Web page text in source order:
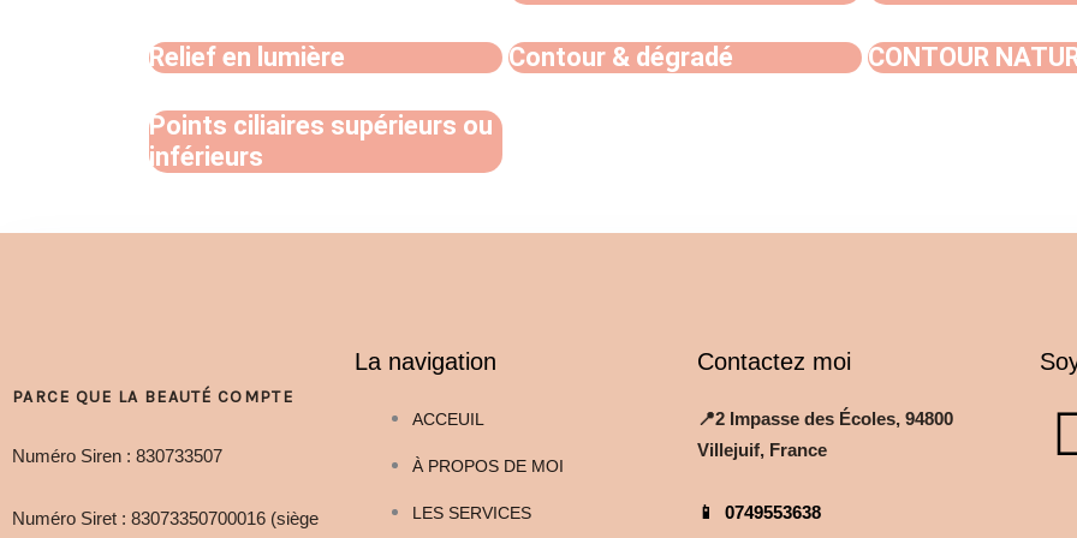
Relief en lumière Contour & dégradé CONTOUR
Points ciliaires supérieurs ou
inférieurs
PARCE QUE LA BEAUTÉ COMPTE
Numéro Siren : 830733507
Numéro Siret : 83073350700016 (siège
La navigation
ACCEUIL
À PROPOS DE MOI
LES SERVICES
Contactez moi
📍2 Impasse des Écoles, 94800
Villejuif, France
📱 0749553638